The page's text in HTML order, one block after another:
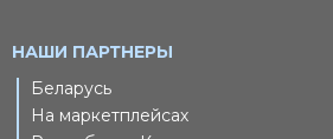
НАШИ ПАРТНЕРЫ
Беларусь
На маркетплейсах